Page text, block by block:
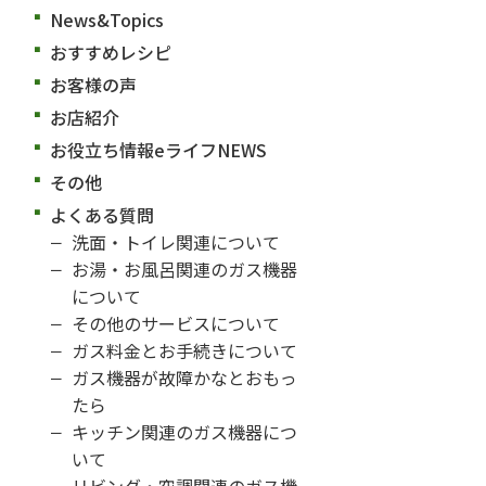
News&Topics
おすすめレシピ
お客様の声
お店紹介
お役立ち情報eライフNEWS
その他
よくある質問
洗面・トイレ関連について
お湯・お風呂関連のガス機器
について
その他のサービスについて
ガス料金とお手続きについて
ガス機器が故障かなとおもっ
たら
キッチン関連のガス機器につ
いて